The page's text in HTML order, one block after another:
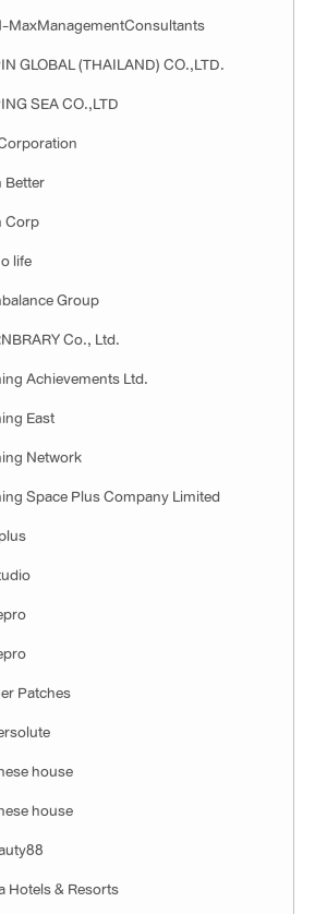
MaxManagementConsultants
GLOBAL (THAILAND) CO.,LTD.
SEA CO.,LTD
Better
Corp
life
Group
Co., Ltd.
Achievements Ltd.
East
Network
Space Plus Company Limited
Patches
house
house
Hotels & Resorts